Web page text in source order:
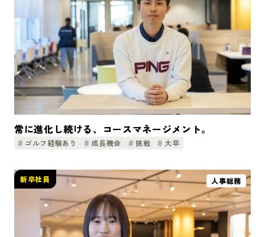
常に進化し続ける、コースマネージメント。
ゴルフ経験あり 成長機会 挑戦 大卒
新卒社員 人事総務